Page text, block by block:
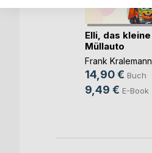
Elli, das kleine
Müllauto
Frank Kralemann
14,90 € Buch
9,49 € E-Book